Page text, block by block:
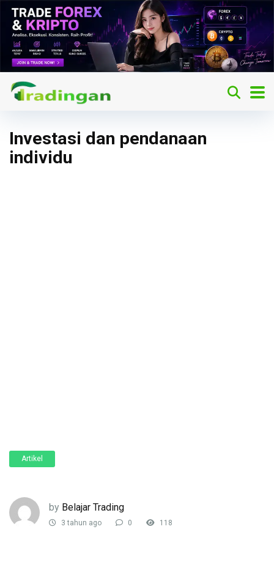
Investasi dan pendanaan
individu
Artikel
by Belajar Trading
3 tahun ago 0 118